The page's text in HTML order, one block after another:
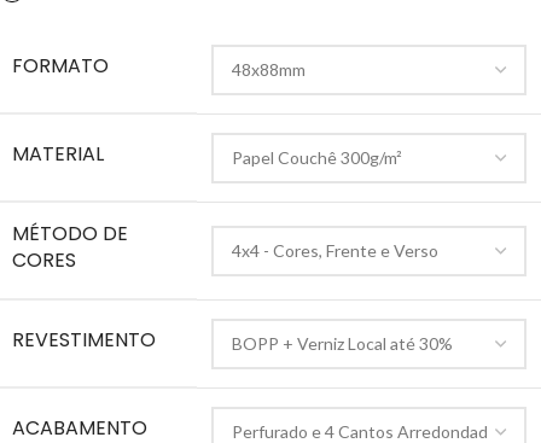
FORMATO
MATERIAL
MÉTODO DE
CORES
REVESTIMENTO
ACABAMENTO